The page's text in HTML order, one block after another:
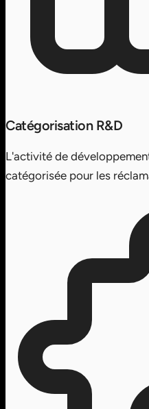
Catégorisation R&D
L'activité de
catégorisée pour les